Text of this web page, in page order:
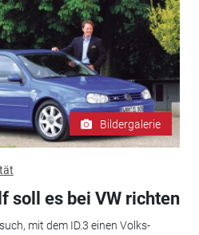
Bildergalerie
soll es bei VW richten
mit dem ID.3 einen Volks-